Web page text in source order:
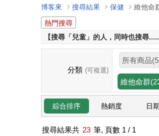
博客來 搜尋結果 保健
維他命
熱門搜尋
【搜尋「兒童」的人，同時也搜尋......
分類 (可複選)
所有商品
維他命群
綜合排序 熱銷度 日期
搜尋結果共 23 筆, 頁數 1 / 1